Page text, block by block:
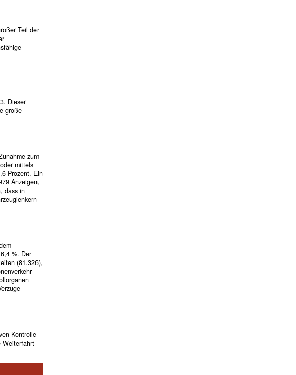
Teil der
Dieser
große
zum
mittels
Prozent. Ein
Anzeigen,
dass in
%. Der
(81.326),
Kontrolle
Weiterfahrt